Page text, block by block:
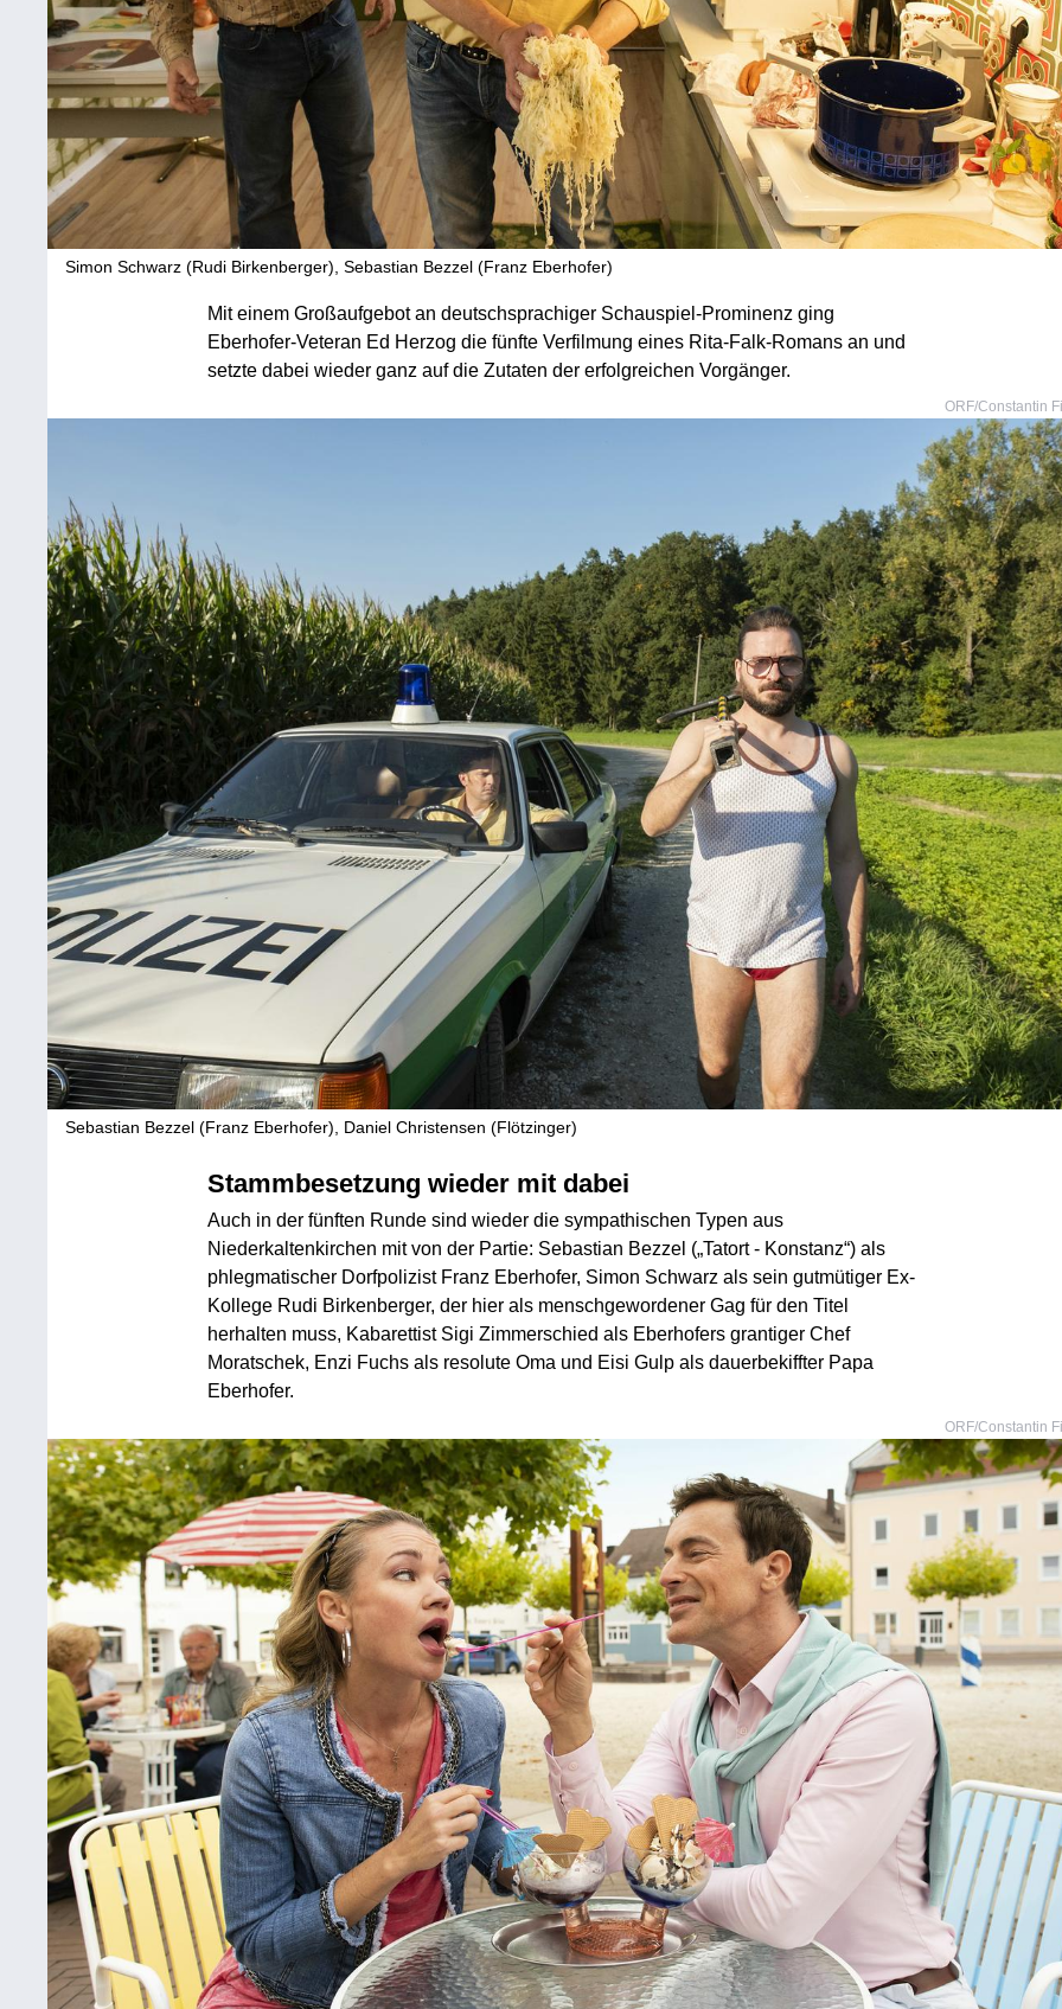
Simon Schwarz (Rudi Birkenberger), Sebastian Bezzel (Franz Eberhofer)
Mit einem Großaufgebot an deutschsprachiger Schauspiel-Prominenz ging
Eberhofer-Veteran Ed Herzog die fünfte Verfilmung eines Rita-Falk-Romans an und
setzte dabei wieder ganz auf die Zutaten der erfolgreichen Vorgänger.
ORF/Constantin
Sebastian Bezzel (Franz Eberhofer), Daniel Christensen (Flötzinger)
Stammbesetzung wieder mit dabei
Auch in der fünften Runde sind wieder die sympathischen Typen aus
Niederkaltenkirchen mit von der Partie: Sebastian Bezzel („Tatort - Konstanz“) als
phlegmatischer Dorfpolizist Franz Eberhofer, Simon Schwarz als sein gutmütiger Ex-
Kollege Rudi Birkenberger, der hier als menschgewordener Gag für den Titel
herhalten muss, Kabarettist Sigi Zimmerschied als Eberhofers grantiger Chef
Moratschek, Enzi Fuchs als resolute Oma und Eisi Gulp als dauerbekiffter Papa
Eberhofer.
ORF/Constantin